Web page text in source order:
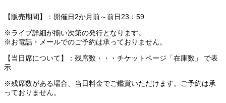
【販売期間】：開催日2か月前～前日23：59
※ライブ詳細が揃い次第の発行となります。
※お電話・メールでのご予約は承っておりません。
【当日席について】：残席数・・・チケットページ「在庫数」 で表
示
※残席数がある場合、当日料金でご鑑賞いただけます。ご予約は承
っておりません。